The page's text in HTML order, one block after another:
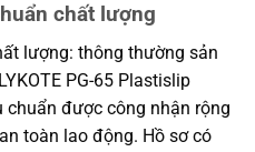
chất lượng
lượng: thông thường sản
PG-65 Plastislip
chuẩn được công nhận rộng
toàn lao động. Hồ sơ có